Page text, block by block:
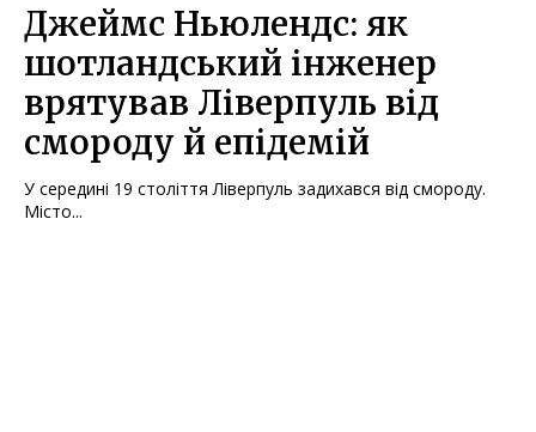
Джеймс Ньюлендс: як
шотландський інженер
врятував Ліверпуль від
смороду й епідемій
У середині 19 століття Ліверпуль задихався від смороду.
Місто...